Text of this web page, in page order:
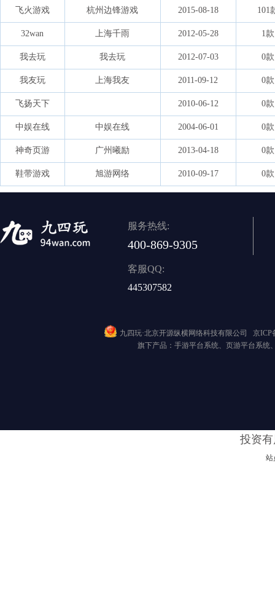
飞火游戏 杭州边锋游戏 2015-08-18 101
32wan 上海千雨 2012-05-28 1款
我去玩 我去玩 2012-07-03 0款
我友玩 上海我友 2011-09-12 0款
飞扬天下 2010-06-12 0款
中娱在线 中娱在线 2004-06-01 0款
神奇页游 广州曦励 2013-04-18 0款
鞋带游戏 旭游网络 2010-09-17 0款
服务热线:
400-869-9305
客服QQ:
445307582
九四玩·北京开源纵横网络科技有限公司京ICP
旗下产品：手游平台系统、页游平台系统
投资
站